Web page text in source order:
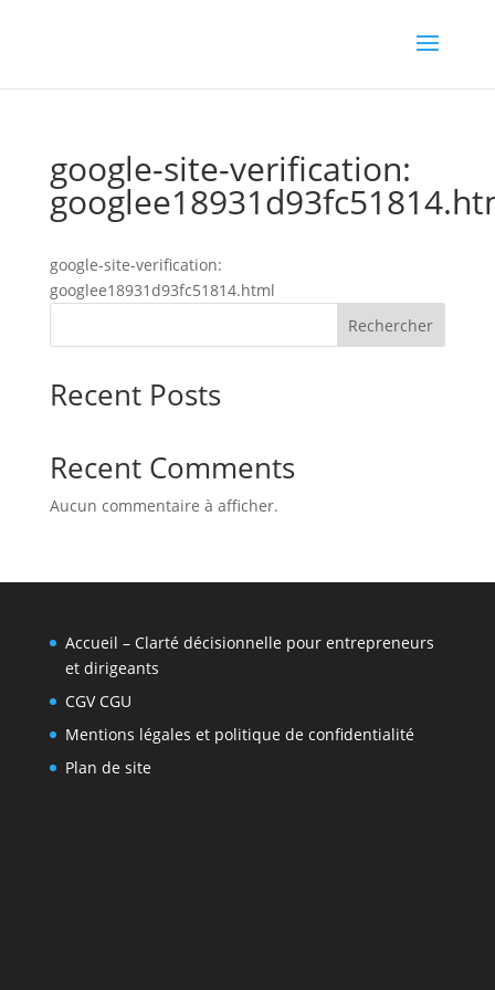
google-site-verification:
google-site-verification:
googlee18931d93fc51814.html
Rechercher
Recent Posts
Recent Comments
Aucun commentaire à afficher.
Accueil – Clarté décisionnelle pour entrepreneurs
et dirigeants
CGV CGU
Mentions légales et politique de confidentialité
Plan de site